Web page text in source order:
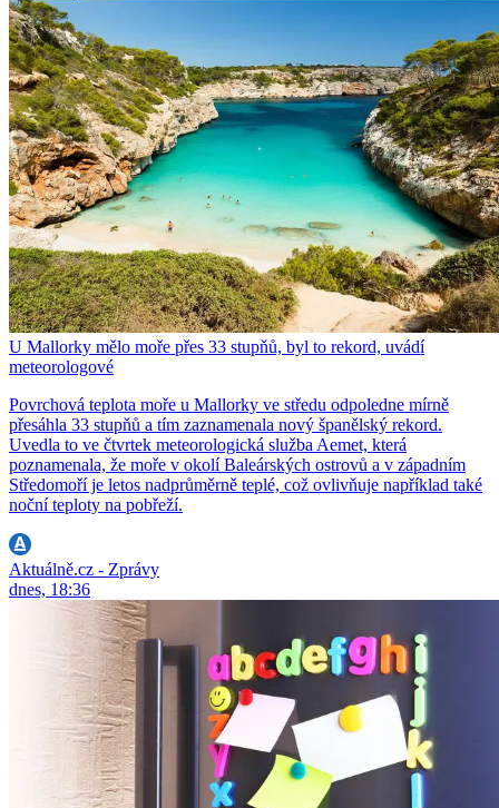
U Mallorky mělo moře přes 33 stupňů, byl to rekord, uvádí
meteorologové
Povrchová teplota moře u Mallorky ve středu odpoledne mírně
přesáhla 33 stupňů a tím zaznamenala nový španělský rekord.
Uvedla to ve čtvrtek meteorologická služba Aemet, která
poznamenala, že moře v okolí Baleárských ostrovů a v západním
Středomoří je letos nadprůměrně teplé, což ovlivňuje například také
noční teploty na pobřeží.
Aktuálně.cz - Zprávy
dnes, 18:36